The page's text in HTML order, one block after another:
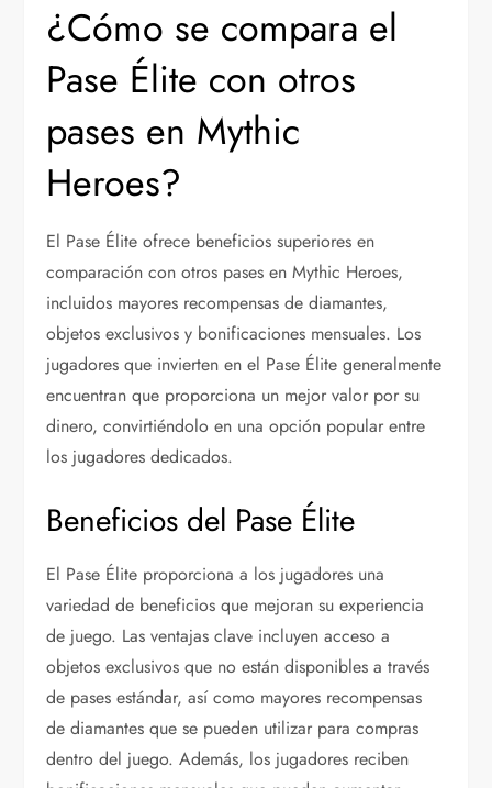
¿Cómo se compara el
Pase Élite con otros
pases en Mythic
Heroes?
El Pase Élite ofrece beneficios superiores en
comparación con otros pases en Mythic Heroes,
incluidos mayores recompensas de diamantes,
objetos exclusivos y bonificaciones mensuales. Los
jugadores que invierten en el Pase Élite generalmente
encuentran que proporciona un mejor valor por su
dinero, convirtiéndolo en una opción popular entre
los jugadores dedicados.
Beneficios del Pase Élite
El Pase Élite proporciona a los jugadores una
variedad de beneficios que mejoran su experiencia
de juego. Las ventajas clave incluyen acceso a
objetos exclusivos que no están disponibles a través
de pases estándar, así como mayores recompensas
de diamantes que se pueden utilizar para compras
dentro del juego. Además, los jugadores reciben